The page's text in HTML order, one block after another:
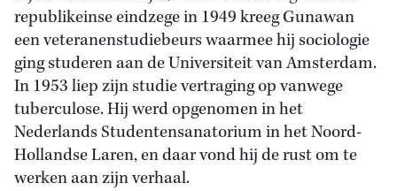
republikeinse eindzege in 1949 kreeg Gunawan
een veteranenstudiebeurs waarmee hij sociologie
ging studeren aan de Universiteit van Amsterdam.
In 1953 liep zijn studie vertraging op vanwege
tuberculose. Hij werd opgenomen in het
Nederlands Studentensanatorium in het Noord-
Hollandse Laren, en daar vond hij de rust om te
werken aan zijn verhaal.